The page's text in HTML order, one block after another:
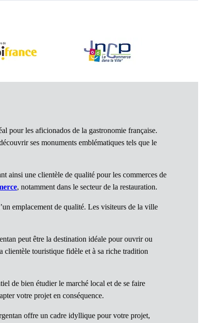
pour les aficionados de la gastronomie française.
ses monuments emblématiques tels que le
ainsi une clientèle de qualité pour les commerces de
, notamment dans le secteur de la restauration.
emplacement de qualité. Les visiteurs de la ville
peut être la destination idéale pour ouvrir ou
touristique fidèle et à sa riche tradition
de bien étudier le marché local et de se faire
votre projet en conséquence.
offre un cadre idyllique pour votre projet,